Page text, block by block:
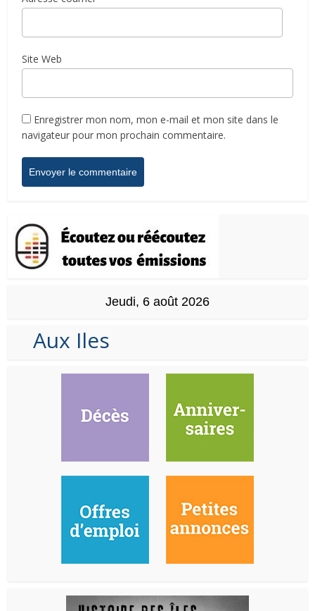
Site Web
Enregistrer mon nom, mon e-mail et mon site dans le
navigateur pour mon prochain commentaire.
Jeudi, 6 août 2026
Aux Iles